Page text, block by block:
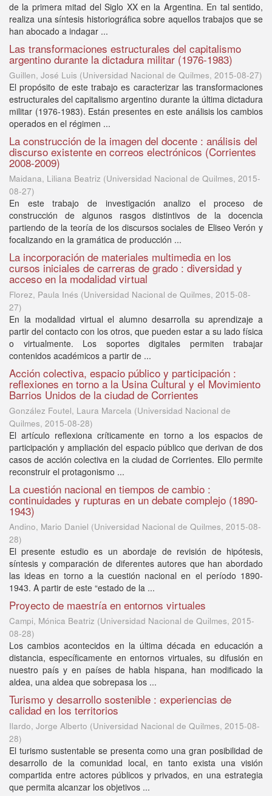
de la primera mitad del Siglo XX en la Argentina. En tal sentido,
realiza una síntesis historiográfica sobre aquellos trabajos que se
han abocado a indagar ...
Las transformaciones estructurales del capitalismo
argentino durante la dictadura militar (1976-1983)
Guillen, José Luis (Universidad Nacional de Quilmes, 2015-08-27)
El propósito de este trabajo es caracterizar las transformaciones
estructurales del capitalismo argentino durante la última dictadura
militar (1976-1983). Están presentes en este análisis los cambios
operados en el régimen ...
La construcción de la imagen del docente : análisis del
discurso existente en correos electrónicos (Corrientes
2008-2009)
Maidana, Liliana Beatriz (Universidad Nacional de Quilmes, 2015-
08-27)
En este trabajo de investigación analizo el proceso de
construcción de algunos rasgos distintivos de la docencia
partiendo de la teoría de los discursos sociales de Eliseo Verón y
focalizando en la gramática de producción ...
La incorporación de materiales multimedia en los
cursos iniciales de carreras de grado : diversidad y
acceso en la modalidad virtual
Florez, Paula Inés (Universidad Nacional de Quilmes, 2015-08-
27)
En la modalidad virtual el alumno desarrolla su aprendizaje a
partir del contacto con los otros, que pueden estar a su lado física
o virtualmente. Los soportes digitales permiten trabajar
contenidos académicos a partir de ...
Acción colectiva, espacio público y participación :
reflexiones en torno a la Usina Cultural y el Movimiento
Barrios Unidos de la ciudad de Corrientes
González Foutel, Laura Marcela (Universidad Nacional de
Quilmes, 2015-08-28)
El artículo reflexiona críticamente en torno a los espacios de
participación y ampliación del espacio público que derivan de dos
casos de acción colectiva en la ciudad de Corrientes. Ello permite
reconstruir el protagonismo ...
La cuestión nacional en tiempos de cambio :
continuidades y rupturas en un debate complejo (1890-
1943)
Andino, Mario Daniel (Universidad Nacional de Quilmes, 2015-08-
28)
El presente estudio es un abordaje de revisión de hipótesis,
síntesis y comparación de diferentes autores que han abordado
las ideas en torno a la cuestión nacional en el período 1890-
1943. A partir de este “estado de la ...
Proyecto de maestría en entornos virtuales
Campi, Mónica Beatriz (Universidad Nacional de Quilmes, 2015-
08-28)
Los cambios acontecidos en la última década en educación a
distancia, específicamente en entornos virtuales, su difusión en
nuestro país y en países de habla hispana, han modificado la
aldea, una aldea que sobrepasa los ...
Turismo y desarrollo sostenible : experiencias de
calidad en los territorios
Ilardo, Jorge Alberto (Universidad Nacional de Quilmes, 2015-08-
28)
El turismo sustentable se presenta como una gran posibilidad de
desarrollo de la comunidad local, en tanto exista una visión
compartida entre actores públicos y privados, en una estrategia
que permita alcanzar los objetivos ...